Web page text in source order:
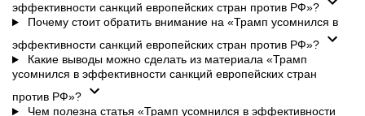
эффективности санкций европейских стран против РФ»?
Почему стоит обратить внимание на «Трамп усомнился в
эффективности санкций европейских стран против РФ»?
Какие выводы можно сделать из материала «Трамп
усомнился в эффективности санкций европейских стран
против РФ»?
Чем полезна статья «Трамп усомнился в эффективности